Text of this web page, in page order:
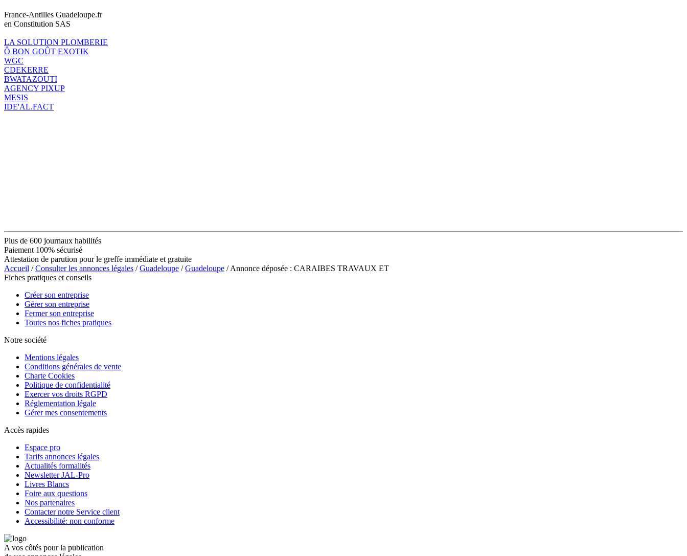
France-Antilles Guadeloupe.fr
en Constitution SAS
LA SOLUTION PLOMBERIE
Ô BON GOÛT EXOTIK
WGC
CDEKERRE
BWATAZOUTI
AGENCY PIXUP
MESIS
IDE'AL.FACT
Plus de 600 journaux habilités
Paiement 100% sécurisé
Attestation de parution pour le greffe immédiate et gratuite
Accueil /Consulter les annonces légales /Guadeloupe /Guadeloupe / Annonce déposée : CARAIBES TRAVAUX ET
Fiches pratiques et conseils
Créer son entreprise
Gérer son entreprise
Fermer son entreprise
Toutes nos fiches pratiques
Notre société
Mentions légales
Conditions générales de vente
Charte Cookies
Politique de confidentialité
Exercer vos droits RGPD
Réglementation légale
Gérer mes consentements
Accès rapides
Espace pro
Tarifs annonces légales
Actualités formalités
Newsletter JAL-Pro
Livres Blancs
Foire aux questions
Nos partenaires
Contacter notre Service client
Accessibilité: non conforme
A vos côtés pour la publication